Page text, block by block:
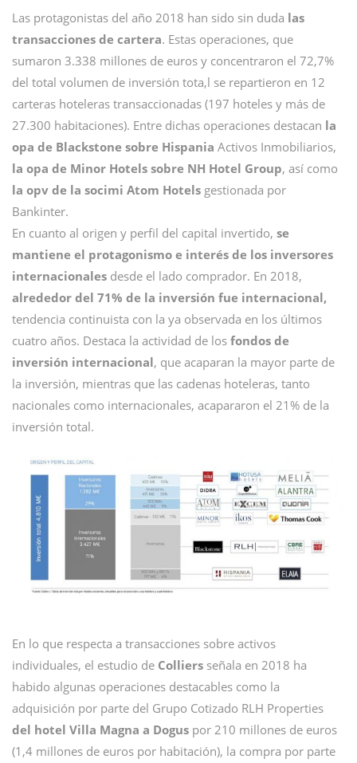
Las protagonistas del año 2018 han sido sin duda las
transacciones de cartera. Estas operaciones, que
sumaron 3.338 millones de euros y concentraron el 72,7%
del total volumen de inversión tota,l se repartieron en 12
carteras hoteleras transaccionadas (197 hoteles y más de
27.300 habitaciones). Entre dichas operaciones destacan la
opa de Blackstone sobre Hispania Activos Inmobiliarios,
la opa de Minor Hotels sobre NH Hotel Group, así como
la opv de la socimi Atom Hotels gestionada por
Bankinter.
En cuanto al origen y perfil del capital invertido, se
mantiene el protagonismo e interés de los inversores
internacionales desde el lado comprador. En 2018,
alrededor del 71% de la inversión fue internacional,
tendencia continuista con la ya observada en los últimos
cuatro años. Destaca la actividad de los fondos de
inversión internacional, que acaparan la mayor parte de
la inversión, mientras que las cadenas hoteleras, tanto
nacionales como internacionales, acapararon el 21% de la
inversión total.
En lo que respecta a transacciones sobre activos
individuales, el estudio de Colliers señala en 2018 ha
habido algunas operaciones destacables como la
adquisición por parte del Grupo Cotizado RLH Properties
del hotel Villa Magna a Dogus por 210 millones de euros
(1,4 millones de euros por habitación), la compra por parte